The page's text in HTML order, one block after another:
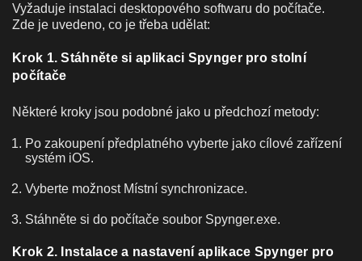
Vyžaduje instalaci desktopového softwaru do počítače.
Zde je uvedeno, co je třeba udělat:
Krok 1. Stáhněte si aplikaci Spynger pro stolní
počítače
Některé kroky jsou podobné jako u předchozí metody:
Po zakoupení předplatného vyberte jako cílové zařízení
systém iOS.
Vyberte možnost Místní synchronizace.
Stáhněte si do počítače soubor Spynger.exe.
Krok 2. Instalace a nastavení aplikace Spynger pro